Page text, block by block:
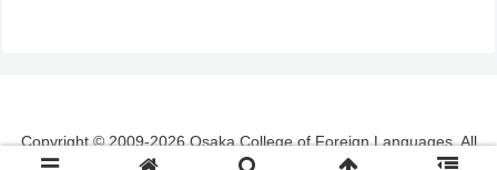
Copyright © 2009-2026 Osaka College of Foreign Languages. All